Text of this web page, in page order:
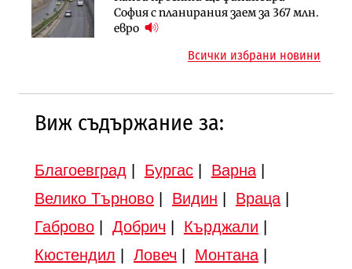
София с планирания заем за 367 млн.
евро
Градоустройство
Шест кандидата с интерес към
езеро става част от бъдещата
магистрала „Черно море“
Всички избрани новини
Виж съдържание за:
Благоевград Бургас| Варна|
Велико Търново| Видин Враца|
Габрово| Добрич Кърджали
Кюстендил
Ловеч Монтана|